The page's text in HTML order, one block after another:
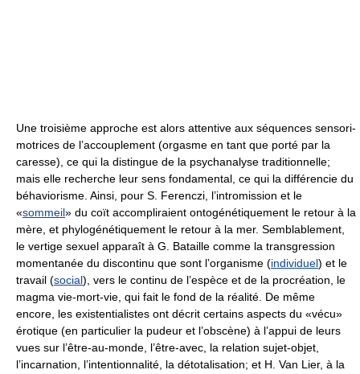
Une troisième approche est alors attentive aux séquences sensori-
motrices de l’accouplement (orgasme en tant que porté par la
caresse), ce qui la distingue de la psychanalyse traditionnelle;
mais elle recherche leur sens fondamental, ce qui la différencie du
béhaviorisme. Ainsi, pour S. Ferenczi, l’intromission et le
«sommeil» du coït accompliraient ontogénétiquement le retour à la
mère, et phylogénétiquement le retour à la mer. Semblablement,
le vertige sexuel apparaît à G. Bataille comme la transgression
momentanée du discontinu que sont l’organisme (individuel) et le
travail (social), vers le continu de l’espèce et de la procréation, le
magma vie-mort-vie, qui fait le fond de la réalité. De même
encore, les existentialistes ont décrit certains aspects du «vécu»
érotique (en particulier la pudeur et l’obscène) à l’appui de leurs
vues sur l’être-au-monde, l’être-avec, la relation sujet-objet,
l’incarnation, l’intentionnalité, la détotalisation; et H. Van Lier, à la